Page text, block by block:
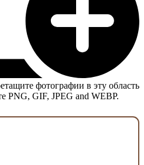
фотографии в эту область
PNG, GIF, JPEG and WEBP.